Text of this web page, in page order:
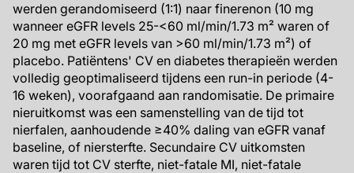
werden gerandomiseerd (1:1) naar finerenon (10 mg
wanneer eGFR levels 25-<60 ml/min/1.73 m² waren of
20 mg met eGFR levels van >60 ml/min/1.73 m²) of
placebo. Patiëntens' CV en diabetes therapieën werden
volledig geoptimaliseerd tijdens een run-in periode (4-
16 weken), voorafgaand aan randomisatie. De primaire
nieruitkomst was een samenstelling van de tijd tot
nierfalen, aanhoudende ≥40% daling van eGFR vanaf
baseline, of niersterfte. Secundaire CV uitkomsten
waren tijd tot CV sterfte, niet-fatale MI, niet-fatale